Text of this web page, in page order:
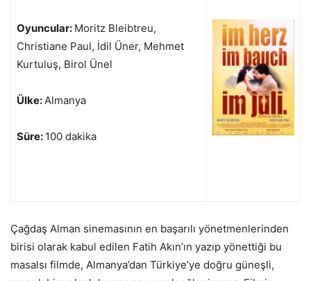
Oyuncular: Moritz Bleibtreu,
Christiane Paul, İdil Üner, Mehmet
Kurtuluş, Birol Ünel
Ülke:Almanya
Süre: 100 dakika
Çağdaş Alman sinemasının en başarılı yönetmenlerinden
birisi olarak kabul edilen Fatih Akın’ın yazıp yönettiği bu
masalsı filmde, Almanya’dan Türkiye’ye doğru güneşli,